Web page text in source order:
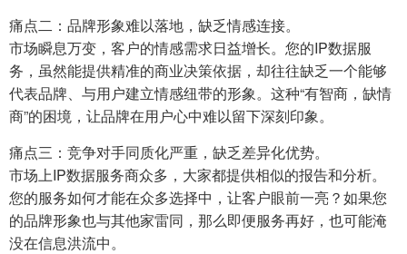
痛点二：品牌形象难以落地，缺乏情感连接。
市场瞬息万变，客户的情感需求日益增长。您的IP数据服
务，虽然能提供精准的商业决策依据，却往往缺乏一个能够
代表品牌、与用户建立情感纽带的形象。这种“有智商，缺情
商”的困境，让品牌在用户心中难以留下深刻印象。
痛点三：竞争对手同质化严重，缺乏差异化优势。
市场上IP数据服务商众多，大家都提供相似的报告和分析。
您的服务如何才能在众多选择中，让客户眼前一亮？如果您
的品牌形象也与其他家雷同，那么即便服务再好，也可能淹
没在信息洪流中。